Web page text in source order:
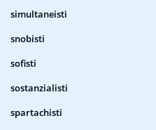
simultaneisti
snobisti
sofisti
sostanzialisti
spartachisti